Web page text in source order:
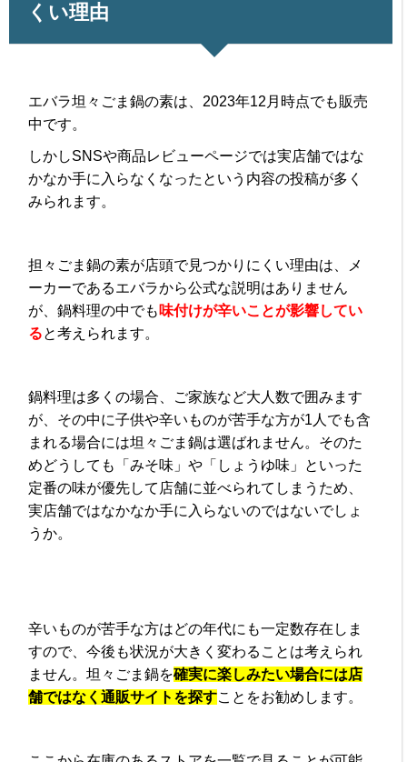
くい理由
エバラ坦々ごま鍋の素は、2023年12月時点でも販売
中です。
しかしSNSや商品レビューページでは実店舗ではな
かなか手に入らなくなったという内容の投稿が多く
みられます。
担々ごま鍋の素が店頭で見つかりにくい理由は、メ
ーカーであるエバラから公式な説明はありません
が、鍋料理の中でも 味付けが辛いことが影響してい
ると考えられます。
鍋料理は多くの場合、ご家族など大人数で囲みます
が、その中に子供や辛いものが苦手な方が1人でも含
まれる場合には坦々ごま鍋は選ばれません。そのた
めどうしても「みそ味」や「しょうゆ味」といった
定番の味が優先して店舗に並べられてしまうため、
実店舗ではなかなか手に入らないのではないでしょ
うか。
辛いものが苦手な方はどの年代にも一定数存在しま
すので、今後も状況が大きく変わることは考えられ
ません。坦々ごま鍋を確実に楽しみたい場合には店
舗ではなく通販サイトを探すことをお勧めします。